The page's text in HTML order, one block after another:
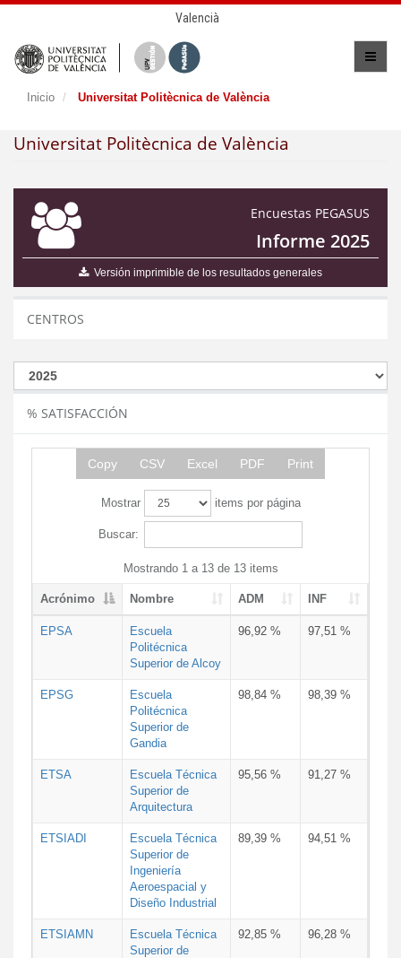
Valencià
Inicio Universitat Politècnica de València
Universitat Politècnica de València
Encuestas PEGASUS
Informe 2025
Versión imprimible de los resultados generales
CENTROS
% SATISFACCIÓN
Copy CSV Excel PDF Print
Mostrar items por página
Buscar:
Mostrando 1 a 13 de 13 items
Acrónimo Nombre ADM INF
EPSA
Escuela
Politécnica
Superior de Alcoy
96,92 % 97,51 %
EPSG
Escuela
Politécnica
Superior de
Gandia
98,84 % 98,39 %
ETSA
Escuela Técnica
Superior de
Arquitectura
95,56 % 91,27 %
ETSIADI
Escuela Técnica
Superior de
Ingeniería
Aeroespacial y
Diseño Industrial
89,39 % 94,51 %
ETSIAMN
Escuela Técnica
Superior de
92,85 % 96,28 %